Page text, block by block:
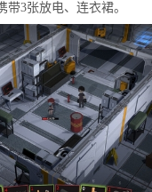
3张放电、连衣裙。